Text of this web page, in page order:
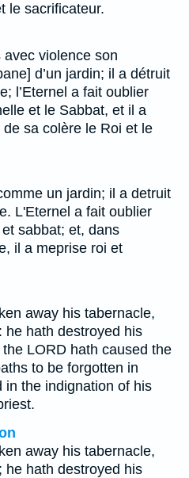
le sacrificateur.
avec violence son
d’un jardin; il a détruit
l’Eternel a fait oublier
et le Sabbat, et il a
de sa colère le Roi et le
un jardin; il a detruit
L'Eternel a fait oublier
sabbat; et, dans
il a meprise roi et
away his tabernacle,
hath destroyed his
LORD hath caused the
to be forgotten in
in the indignation of his
away his tabernacle,
he hath destroyed his